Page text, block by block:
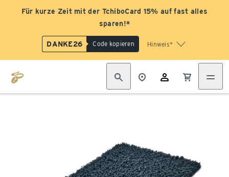
Für kurze Zeit mit der TchiboCard 15% auf fast alles
sparen!*
DANKE26 Code kopieren Hinweis*